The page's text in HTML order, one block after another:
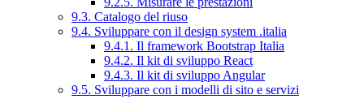
9.3. Catalogo del riuso
9.4. Sviluppare con il design system .italia
9.4.1. Il framework Bootstrap Italia
9.4.2. Il kit di sviluppo React
9.4.3. Il kit di sviluppo Angular
9.5. Sviluppare con i modelli di sito e servizi